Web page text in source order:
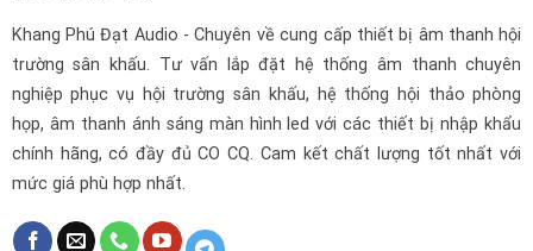
Khang Phú Đạt Audio - Chuyên về cung cấp thiết bị âm thanh hội
trường sân khấu. Tư vấn lắp đặt hệ thống âm thanh chuyên
nghiệp phục vụ hội trường sân khấu, hệ thống hội thảo phòng
họp, âm thanh ánh sáng màn hình led với các thiết bị nhập khẩu
chính hãng, có đầy đủ CO CQ. Cam kết chất lượng tốt nhất với
mức giá phù hợp nhất.